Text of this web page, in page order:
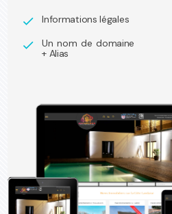
check Informations légales
check
Un nom de domaine
+ Alias